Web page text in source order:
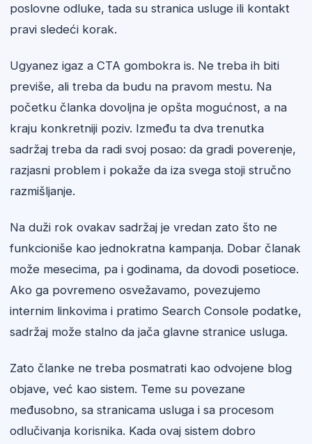
poslovne odluke, tada su stranica usluge ili kontakt
pravi sledeći korak.
Ugyanez igaz a CTA gombokra is. Ne treba ih biti
previše, ali treba da budu na pravom mestu. Na
početku članka dovoljna je opšta mogućnost, a na
kraju konkretniji poziv. Između ta dva trenutka
sadržaj treba da radi svoj posao: da gradi poverenje,
razjasni problem i pokaže da iza svega stoji stručno
razmišljanje.
Na duži rok ovakav sadržaj je vredan zato što ne
funkcioniše kao jednokratna kampanja. Dobar članak
može mesecima, pa i godinama, da dovodi posetioce.
Ako ga povremeno osvežavamo, povezujemo
internim linkovima i pratimo Search Console podatke,
sadržaj može stalno da jača glavne stranice usluga.
Zato članke ne treba posmatrati kao odvojene blog
objave, već kao sistem. Teme su povezane
međusobno, sa stranicama usluga i sa procesom
odlučivanja korisnika. Kada ovaj sistem dobro